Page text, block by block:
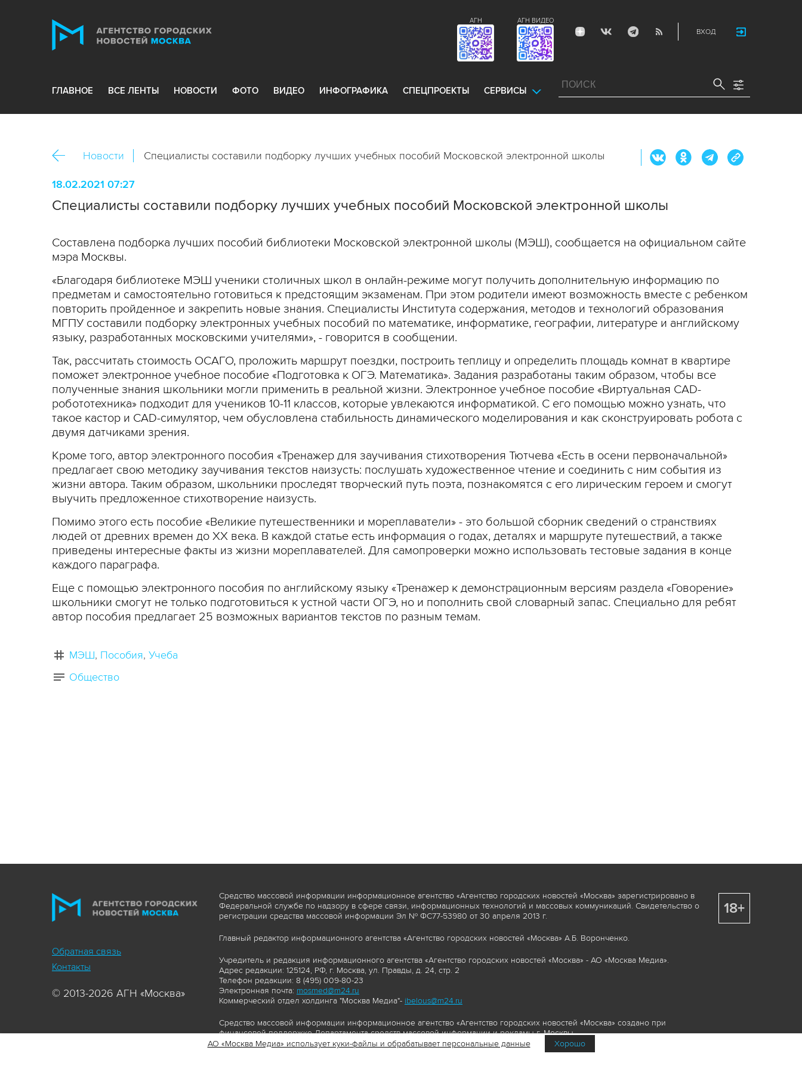
ВХОД
АГН ВИДЕО
АГН
ГЛАВНОЕ ВСЕ ЛЕНТЫ НОВОСТИ ФОТО ВИДЕО ИНФОГРАФИКА СПЕЦПРОЕКТЫ СЕРВИСЫ
Новости Специалисты составили подборку лучших учебных пособий Московской электронной школы
18.02.2021 07:27
Специалисты составили подборку лучших учебных пособий Московской электронной школы
Составлена подборка лучших пособий библиотеки Московской электронной школы (МЭШ), сообщается на официальном сайте
мэра Москвы.
«Благодаря библиотеке МЭШ ученики столичных школ в онлайн-режиме могут получить дополнительную информацию по
предметам и самостоятельно готовиться к предстоящим экзаменам. При этом родители имеют возможность вместе с ребенком
повторить пройденное и закрепить новые знания. Специалисты Института содержания, методов и технологий образования
МГПУ составили подборку электронных учебных пособий по математике, информатике, географии, литературе и английскому
языку, разработанных московскими учителями», - говорится в сообщении.
Так, рассчитать стоимость ОСАГО, проложить маршрут поездки, построить теплицу и определить площадь комнат в квартире
поможет электронное учебное пособие «Подготовка к ОГЭ. Математика». Задания разработаны таким образом, чтобы все
полученные знания школьники могли применить в реальной жизни. Электронное учебное пособие «Виртуальная CAD-
робототехника» подходит для учеников 10-11 классов, которые увлекаются информатикой. С его помощью можно узнать, что
такое кастор и CAD-симулятор, чем обусловлена стабильность динамического моделирования и как сконструировать робота с
двумя датчиками зрения.
Кроме того, автор электронного пособия «Тренажер для заучивания стихотворения Тютчева «Есть в осени первоначальной»
предлагает свою методику заучивания текстов наизусть: послушать художественное чтение и соединить с ним события из
жизни автора. Таким образом, школьники проследят творческий путь поэта, познакомятся с его лирическим героем и смогут
выучить предложенное стихотворение наизусть.
Помимо этого есть пособие «Великие путешественники и мореплаватели» - это большой сборник сведений о странствиях
людей от древних времен до XX века. В каждой статье есть информация о годах, деталях и маршруте путешествий, а также
приведены интересные факты из жизни мореплавателей. Для самопроверки можно использовать тестовые задания в конце
каждого параграфа.
Еще с помощью электронного пособия по английскому языку «Тренажер к демонстрационным версиям раздела «Говорение»
школьники смогут не только подготовиться к устной части ОГЭ, но и пополнить свой словарный запас. Специально для ребят
автор пособия предлагает 25 возможных вариантов текстов по разным темам.
МЭШ Пособия Учеба
Общество
Обратная связь
Контакты
© 2013-2026 АГН «Москва»
Средство массовой информации информационное агентство «Агентство городских новостей «Москва» зарегистрировано в
Федеральной службе по надзору в сфере связи, информационных технологий и массовых коммуникаций. Свидетельство о
регистрации средства массовой информации Эл № ФС77-53980 от 30 апреля 2013 г.
Главный редактор информационного агентства «Агентство городских новостей «Москва» А.Б. Воронченко.
Учредитель и редакция информационного агентства «Агентство городских новостей «Москва» - АО «Москва Медиа».
Адрес редакции: 125124, РФ, г. Москва, ул. Правды, д. 24, стр. 2
Телефон редакции: 8 (495) 009-80-23
Электронная почта: mosmed@m24.ru
Коммерческий отдел холдинга "Москва Медиа"- ibelous@m24.ru
Средство массовой информации информационное агентство «Агентство городских новостей «Москва» создано при
финансовой поддержке Департамента средств массовой информации и рекламы г. Москвы.
Сайт https://www.mskagency.ru содержит материалы, товарные знаки и иные охраняемые элементы, включая, но, не
18+
АО «Москва Медиа» использует куки-файлы и обрабатывает персональные данные Хорошо